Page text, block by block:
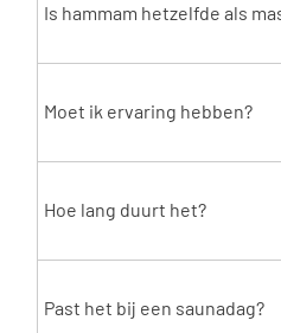
Is hammam hetzelfde als
Moet ik ervaring hebben?
Hoe lang duurt het?
Past het bij een saunadag?